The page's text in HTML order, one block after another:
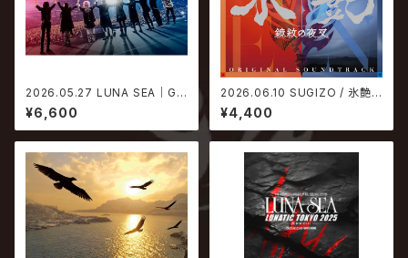
2026.05.27 LUNA SEA｜GL
AY / The Millennium Eve 2
025 in Tokyo Dome【通常盤
DVD】
¥6,600
2026.06.10 SUGIZO / 氷艶 h
yoen 2025 -鏡紋の夜叉- オリ
ジナル・サウンドトラック
¥4,400